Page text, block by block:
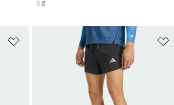
5 สี
เพิ่มไปยังรายการสินค้าโปรด